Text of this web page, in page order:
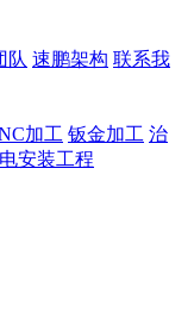
队 速鹏架构 联系我
加工 钣金加工 治
安装工程